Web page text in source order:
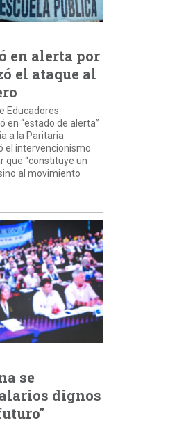
en alerta por
el ataque al
Educadores
en “estado de alerta”
a la Paritaria
el intervencionismo
que “constituye un
al movimiento
se
dignos